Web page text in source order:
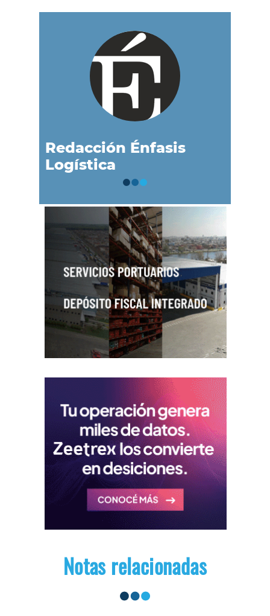
Redacción Énfasis
Logística
Notas relacionadas